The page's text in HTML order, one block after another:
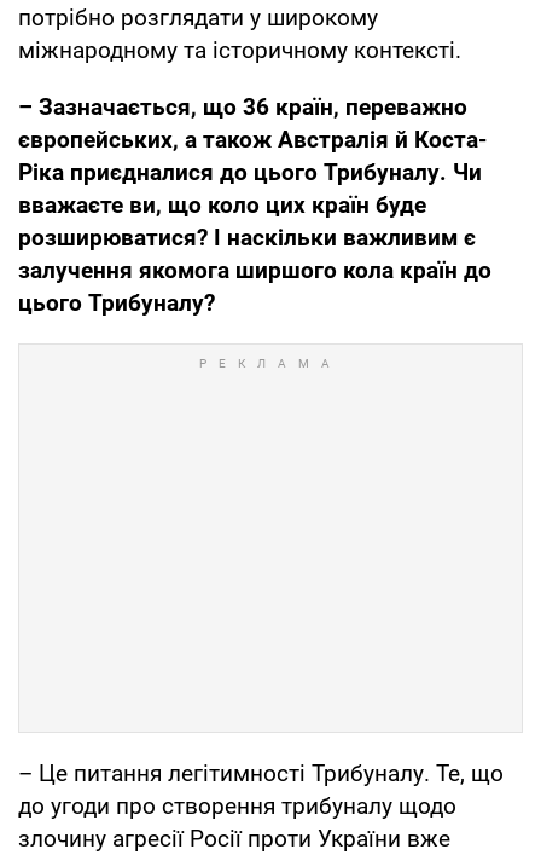
потрібно розглядати у широкому
міжнародному та історичному контексті.
– Зазначається, що 36 країн, переважно
європейських, а також Австралія й Коста-
Ріка приєдналися до цього Трибуналу. Чи
вважаєте ви, що коло цих країн буде
розширюватися? І наскільки важливим є
залучення якомога ширшого кола країн до
цього Трибуналу?
– Це питання легітимності Трибуналу. Те, що
до угоди про створення трибуналу щодо
злочину агресії Росії проти України вже